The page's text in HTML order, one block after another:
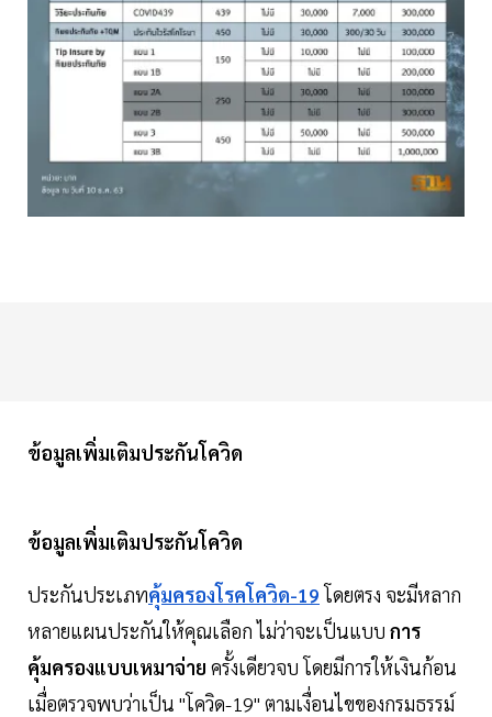
ข้อมูลเพิ่มเติมประกันโควิด
ข้อมูลเพิ่มเติมประกันโควิด
ประกันประเภทคุ้มครองโรคโควิด-19โดยตรง จะมีหลาก
หลายแผนประกันให้คุณเลือก ไม่ว่าจะเป็นแบบ การ
คุ้มครองแบบเหมาจ่าย ครั้งเดียวจบ โดยมีการให้เงินก้อน
เมื่อตรวจพบว่าเป็น "โควิด-19" ตามเงื่อนไขของกรมธรรม์